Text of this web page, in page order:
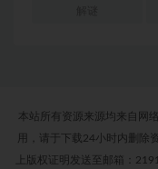
本站所有资源来源均来自网
用，请于下载24小时内删除
上版权证明发送至邮箱：